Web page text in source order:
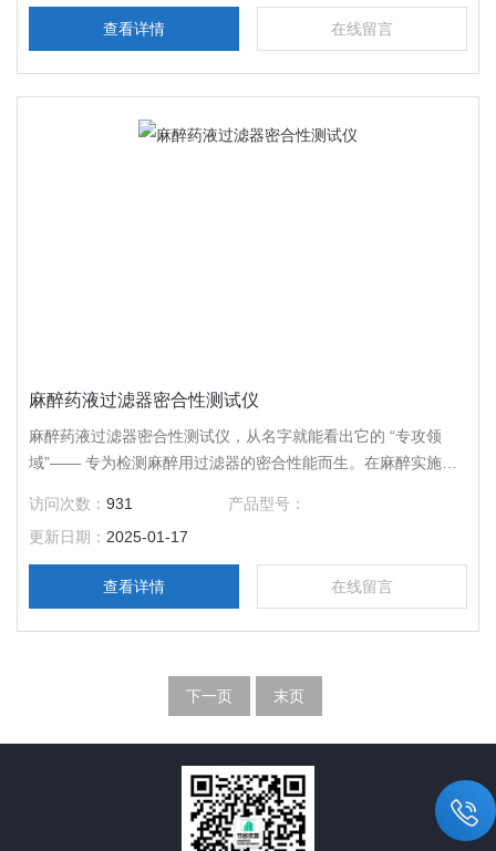
其核心部件之一是高精度的流量传感器。
查看详情 在线留言
麻醉药液过滤器密合性测试仪
麻醉药液过滤器密合性测试仪，从名字就能看出它的 “专攻领
域”—— 专为检测麻醉用过滤器的密合性能而生。在麻醉实施过
或液体纯净无杂质、无微生物，为麻醉安全保驾护航。
访问次数：931
产品型号：
更新日期： 2025-01-17
查看详情 在线留言
下一页 末页